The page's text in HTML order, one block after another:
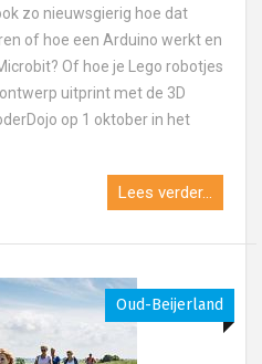
zo nieuwsgierig hoe dat
of hoe een Arduino werkt en
Of hoe je Lego robotjes
uitprint met de 3D
op 1 oktober in het
Lees verder...
Oud-Beijerland